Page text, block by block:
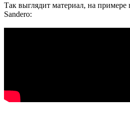
Так выглядит материал, на
Sandero: